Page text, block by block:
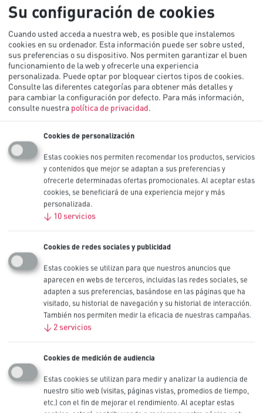
C Procell Alcalina Intense, 1,5V
diseñadas para durar más que sus predecesoras (Procell Alcalina C)
en dispositivos profesionales de alto consumo que requieren gran
potencia o picos de potencia, como dispensadores de jabón.
También disponible en tamaños 9V, D, AA y AAA.
Otros tamaños
Capacidad nominal (mAh)
8240 mAh
IEC
LR14
Formatos disponibles
Contáctenos
Recomendadas para dispositivos
profesionales de alto consumo
Su configuración de cookies
Cuando usted acceda a nuestra web, es posible que instalemos
cookies en su ordenador. Esta información puede ser sobre usted,
sus preferencias o su dispositivo. Nos permiten garantizar el buen
funcionamiento de la web y ofrecerle una experiencia
personalizada. Puede optar por bloquear ciertos tipos de cookies.
Consulte las diferentes categorías para obtener más detalles y
para cambiar la configuración por defecto. Para más información,
consulte nuestra política de privacidad
Cookies de personalización
Estas cookies nos permiten recomendar los productos, servicios
y contenidos que mejor se adaptan a sus preferencias y
ofrecerle determinadas ofertas promocionales. Al aceptar estas
cookies, se beneficiará de una experiencia mejor y más
personalizada.
↓ 10 servicios
Cookies de redes sociales y publicidad
Estas cookies se utilizan para que nuestros anuncios que
aparecen en webs de terceros, incluidas las redes sociales, se
adapten a sus preferencias, basándose en las páginas que ha
visitado, su historial de navegación y su historial de interacción.
También nos permiten medir la eficacia de nuestras campañas.
↓ 2 servicios
Cookies de medición de audiencia
Estas cookies se utilizan para medir y analizar la audiencia de
nuestro sitio web (visitas, páginas vistas, promedios de tiempo,
etc.) con el fin de mejorar el rendimiento. Al aceptar estas